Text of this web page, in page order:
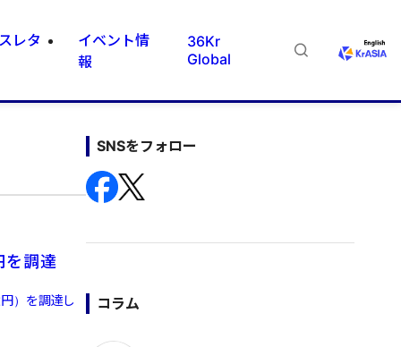
レタ
イベント情
報
36Kr
Global
を調達
）を調達し
SNSをフォロー
コラム